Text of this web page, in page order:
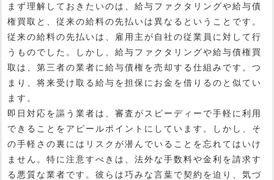
まず理解しておきたいのは、給与ファクタリングや給与債
権買取と、従来の給料の先払いは異なるということです。
従来の給料の先払いは、雇用主が自社の従業員に対して行
うものでした。しかし、給与ファクタリングや給与債権買
取は、第三者の業者に給与債権を売却する仕組みです。つ
まり、将来受け取る給与を担保にお金を借りるのと似てい
ます。
即日対応を謳う業者は、審査がスピーディーで手軽に利用
できることをアピールポイントにしています。しかし、そ
の手軽さの裏にはリスクが潜んでいることを忘れてはいけ
ません。特に注意すべきは、法外な手数料や金利を請求す
る悪質な業者です。彼らは巧みな言葉で契約を迫り、気づ